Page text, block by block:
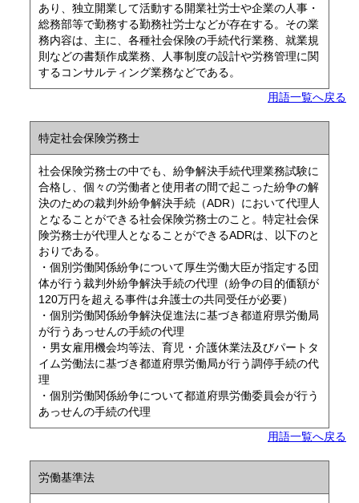
あり、独立開業して活動する開業社労士や企業の人事・
総務部等で勤務する勤務社労士などが存在する。その業
務内容は、主に、各種社会保険の手続代行業務、就業規
則などの書類作成業務、人事制度の設計や労務管理に関
するコンサルティング業務などである。
用語一覧へ戻る
特定社会保険労務士
社会保険労務士の中でも、紛争解決手続代理業務試験に
合格し、個々の労働者と使用者の間で起こった紛争の解
決のための裁判外紛争解決手続（ADR）において代理人
となることができる社会保険労務士のこと。特定社会保
険労務士が代理人となることができるADRは、以下のと
おりである。
・個別労働関係紛争について厚生労働大臣が指定する団
体が行う裁判外紛争解決手続の代理（紛争の目的価額が
120万円を超える事件は弁護士の共同受任が必要）
・個別労働関係紛争解決促進法に基づき都道府県労働局
が行うあっせんの手続の代理
・男女雇用機会均等法、育児・介護休業法及びパートタ
イム労働法に基づき都道府県労働局が行う調停手続の代
理
・個別労働関係紛争について都道府県労働委員会が行う
あっせんの手続の代理
用語一覧へ戻る
労働基準法